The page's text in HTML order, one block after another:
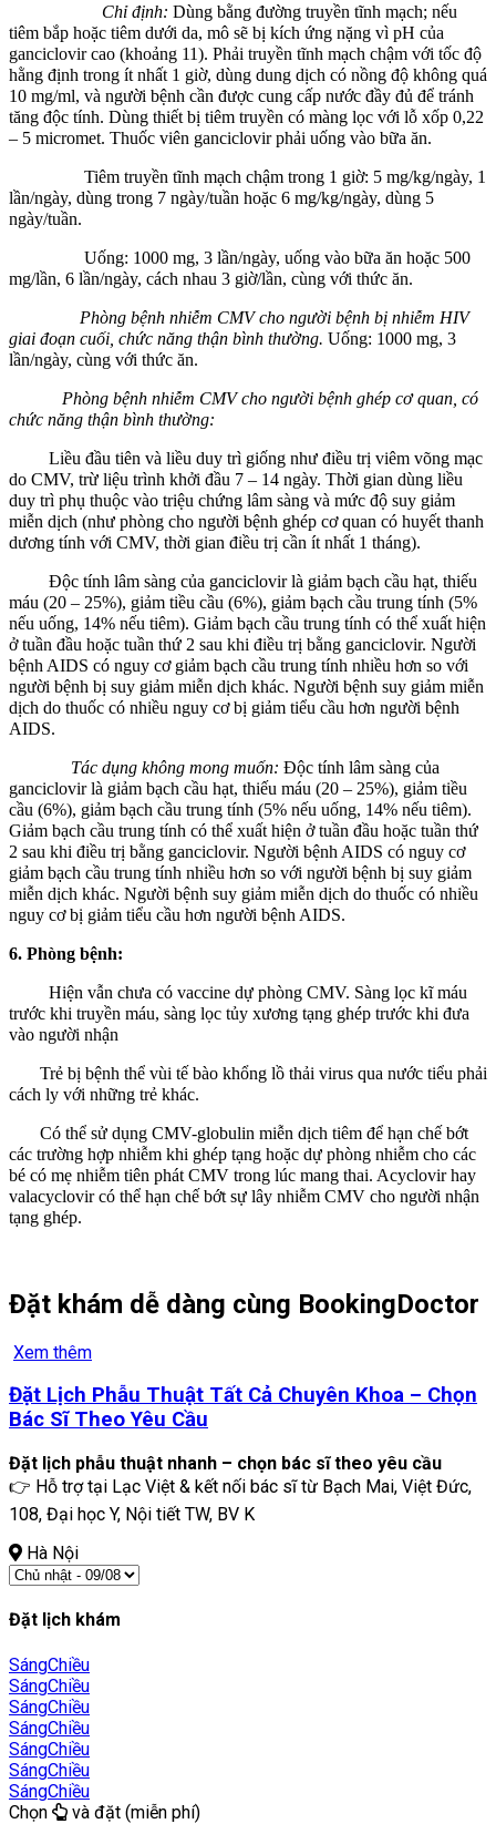
Chỉ định: Dùng bằng đường truyền tĩnh mạch; nếu
tiêm bắp hoặc tiêm dưới da, mô sẽ bị kích ứng nặng vì pH của
ganciclovir cao (khoảng 11). Phải truyền tĩnh mạch chậm với tốc độ
hằng định trong ít nhất 1 giờ, dùng dung dịch có nồng độ không quá
10 mg/ml, và người bệnh cần được cung cấp nước đầy đủ để tránh
tăng độc tính. Dùng thiết bị tiêm truyền có màng lọc với lỗ xốp 0,22
– 5 micromet. Thuốc viên ganciclovir phải uống vào bữa ăn.
Tiêm truyền tĩnh mạch chậm trong 1 giờ: 5 mg/kg/ngày, 1
lần/ngày, dùng trong 7 ngày/tuần hoặc 6 mg/kg/ngày, dùng 5
ngày/tuần.
Uống: 1000 mg, 3 lần/ngày, uống vào bữa ăn hoặc 500
mg/lần, 6 lần/ngày, cách nhau 3 giờ/lần, cùng với thức ăn.
Phòng bệnh nhiễm CMV cho người bệnh bị nhiễm HIV
giai đoạn cuối, chức năng thận bình thường. Uống: 1000 mg, 3
lần/ngày, cùng với thức ăn.
Phòng bệnh nhiễm CMV cho người bệnh ghép cơ quan, có
chức năng thận bình thường:
Liều đầu tiên và liều duy trì giống như điều trị viêm võng mạc
do CMV, trừ liệu trình khởi đầu 7 – 14 ngày. Thời gian dùng liều
duy trì phụ thuộc vào triệu chứng lâm sàng và mức độ suy giảm
miễn dịch (như phòng cho người bệnh ghép cơ quan có huyết thanh
dương tính với CMV, thời gian điều trị cần ít nhất 1 tháng).
Ðộc tính lâm sàng của ganciclovir là giảm bạch cầu hạt, thiếu
máu (20 – 25%), giảm tiều cầu (6%), giảm bạch cầu trung tính (5%
nếu uống, 14% nếu tiêm). Giảm bạch cầu trung tính có thể xuất hiện
ở tuần đầu hoặc tuần thứ 2 sau khi điều trị bằng ganciclovir. Người
bệnh AIDS có nguy cơ giảm bạch cầu trung tính nhiều hơn so với
người bệnh bị suy giảm miễn dịch khác. Người bệnh suy giảm miễn
dịch do thuốc có nhiều nguy cơ bị giảm tiểu cầu hơn người bệnh
AIDS.
Tác dụng không mong muốn: Ðộc tính lâm sàng của
ganciclovir là giảm bạch cầu hạt, thiếu máu (20 – 25%), giảm tiều
cầu (6%), giảm bạch cầu trung tính (5% nếu uống, 14% nếu tiêm).
Giảm bạch cầu trung tính có thể xuất hiện ở tuần đầu hoặc tuần thứ
2 sau khi điều trị bằng ganciclovir. Người bệnh AIDS có nguy cơ
giảm bạch cầu trung tính nhiều hơn so với người bệnh bị suy giảm
miễn dịch khác. Người bệnh suy giảm miễn dịch do thuốc có nhiều
nguy cơ bị giảm tiểu cầu hơn người bệnh AIDS.
6. Phòng bệnh:
Hiện vẫn chưa có vaccine dự phòng CMV. Sàng lọc kĩ máu
trước khi truyền máu, sàng lọc tủy xương tạng ghép trước khi đưa
vào người nhận
Trẻ bị bệnh thể vùi tế bào khổng lồ thải virus qua nước tiểu phải
cách ly với những trẻ khác.
Có thể sử dụng CMV-globulin miễn dịch tiêm để hạn chế bớt
các trường hợp nhiễm khi ghép tạng hoặc dự phòng nhiễm cho các
bé có mẹ nhiễm tiên phát CMV trong lúc mang thai. Acyclovir hay
valacyclovir có thể hạn chế bớt sự lây nhiễm CMV cho người nhận
tạng ghép.
Đặt khám dễ dàng cùng BookingDoctor
Xem thêm
Đặt Lịch Phẫu Thuật Tất Cả Chuyên Khoa – Chọn
Bác Sĩ Theo Yêu Cầu
Đặt lịch phẫu thuật nhanh – chọn bác sĩ theo yêu cầu
👉 Hỗ trợ tại Lạc Việt & kết nối bác sĩ từ Bạch Mai, Việt Đức,
108, Đại học Y, Nội tiết TW, BV K
Hà Nội
Đặt lịch khám
SángChiều
SángChiều
SángChiều
SángChiều
SángChiều
SángChiều
SángChiều
Chọn
và đặt (miễn phí)